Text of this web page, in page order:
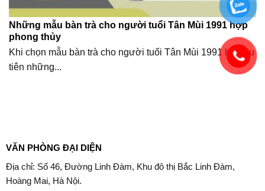
Những mẫu bàn trà cho người tuổi Tân Mùi 1991 hợp
phong thủy
Khi chọn mẫu bàn trà cho người tuổi Tân Mùi 1991 hãy ưu
tiên những...
VĂN PHÒNG ĐẠI DIỆN
Địa chỉ: Số 46, Đường Linh Đàm, Khu đô thị Bắc Linh Đàm,
Hoàng Mai, Hà Nội.